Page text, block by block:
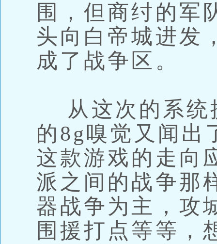
围，但商纣的军
头向白帝城进发
成了战争区。
从这次的系统
的8g嗅觉又闻出
这款游戏的走向
派之间的战争那
器战争为主，攻
围援打点等等，